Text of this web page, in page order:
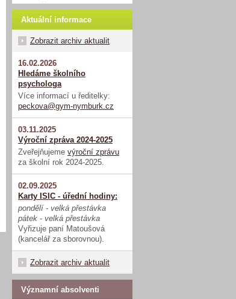
Aktuální informace
Zobrazit archiv aktualit
16.02.2026
Hledáme školního
psychologa
Více informací u ředitelky:
peckova@gym-nymburk.cz
03.11.2025
Výroční zpráva 2024-2025
Zveřejňujeme výroční zprávu
za školní rok 2024-2025.
02.09.2025
Karty ISIC - úřední hodiny:
pondělí - velká přestávka
pátek - velká přestávka
Vyřizuje paní Matoušová
(kancelář za sborovnou).
Zobrazit archiv aktualit
Významní absolventi